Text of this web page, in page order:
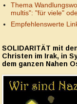
Thema
multis": "für viele"
Empfehlenswerte
SOLIDARITÄT mit
Christen im Irak, in
dem ganzen Nahen